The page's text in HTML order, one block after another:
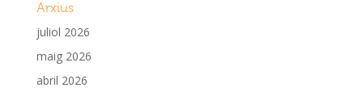
Arxius
juliol 2026
maig 2026
abril 2026